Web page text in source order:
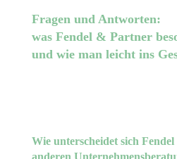
Fragen und Antworten:
was Fendel & Partner
und wie man leicht ins
Wie unterscheidet sich
anderen